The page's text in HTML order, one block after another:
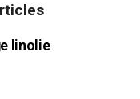
linolie